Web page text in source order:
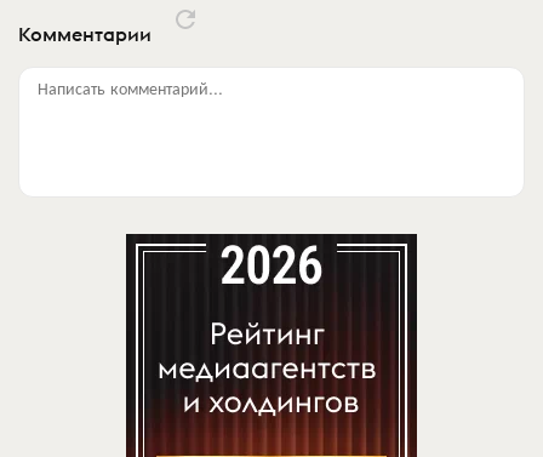
Комментарии
Написать комментарий...